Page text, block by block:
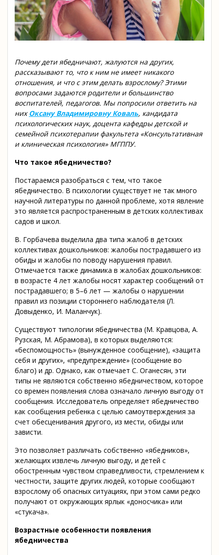
Почему дети ябедничают, жалуются на других,
рассказывают то, что к ним не имеет никакого
отношения, и что с этим делать взрослому? Этими
вопросами задаются родители и большинство
воспитателей, педагогов. Мы попросили ответить на
нихОксану Владимировну Коваль, кандидата
психологических наук, доцента кафедры детской и
семейной психотерапии факультета «Консультативная
и клиническая психология» МГППУ.
Что такое ябедничество?
Постараемся разобраться с тем, что такое
ябедничество. В психологии существует не так много
научной литературы по данной проблеме, хотя явление
это является распространенным в детских коллективах
садов и школ.
В. Горбачева выделила два типа жалоб в детских
коллективах дошкольников: жалобы пострадавшего из
обиды и жалобы по поводу нарушения правил.
Отмечается также динамика в жалобах дошкольников:
в возрасте 4 лет жалобы носят характер сообщений от
пострадавшего; в 5–6 лет — жалобы о нарушении
правил из позиции стороннего наблюдателя (Л.
Довыденко, И. Маланчук).
Существуют типологии ябедничества (М. Кравцова, А.
Рузская, М. Абрамова), в которых выделяются:
«беспомощность» (вынужденное сообщение), «защита
себя и других», «предупреждение» (сообщение во
благо) и др. Однако, как отмечает С. Оганесян, эти
типы не являются собственно ябедничеством, которое
со времен появления слова означало личную выгоду от
сообщения. Исследователь определяет ябедничество
как сообщения ребенка с целью самоутверждения за
счет обесценивания другого, из мести, обиды или
зависти.
Это позволяет различать собственно «ябедников»,
желающих извлечь личную выгоду, и детей с
обостренным чувством справедливости, стремлением к
честности, защите других людей, которые сообщают
взрослому об опасных ситуациях, при этом сами редко
получают от окружающих ярлык «доносчика» или
«стукача».
Возрастные особенности появления
ябедничества